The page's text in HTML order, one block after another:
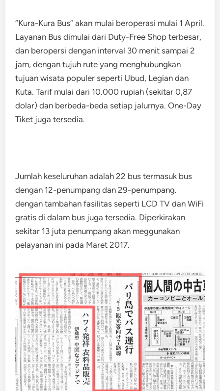
“Kura-Kura Bus” akan mulai beroperasi mulai 1 April.
Layanan Bus dimulai dari Duty-Free Shop terbesar,
dan beropersi dengan interval 30 menit sampai 2
jam, dengan tujuh rute yang menghubungkan
tujuan wisata populer seperti Ubud, Legian dan
Kuta. Tarif mulai dari 10.000 rupiah (sekitar 0,87
dolar) dan berbeda-beda setiap jalurnya. One-Day
Tiket juga tersedia.
Jumlah keseluruhan adalah 22 bus termasuk bus
dengan 12-penumpang dan 29-penumpang.
dengan tambahan fasilitas seperti LCD TV dan WiFi
gratis di dalam bus juga tersedia. Diperkirakan
sekitar 13 juta penumpang akan meggunakan
pelayanan ini pada Maret 2017.